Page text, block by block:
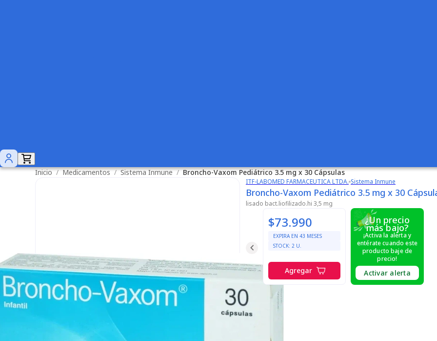
Inicio / Medicamentos / Sistema Inmune / Broncho-Vaxom Pediátrico 3.5 mg x 30 Cápsulas
ITF-LABOMED FARMACEUTICA LTDA. Sistema Inmune
Broncho-Vaxom Pediátrico 3.5 mg x 30
lisado bact.liofilizado.hi 3,5 mg
$73.990
EXPIRA EN 43 MESES
STOCK: 2 U.
Agregar
¿Un precio
más bajo?
¡Activa la alerta y
entérate cuando este
producto baje de
precio!
Activar alerta